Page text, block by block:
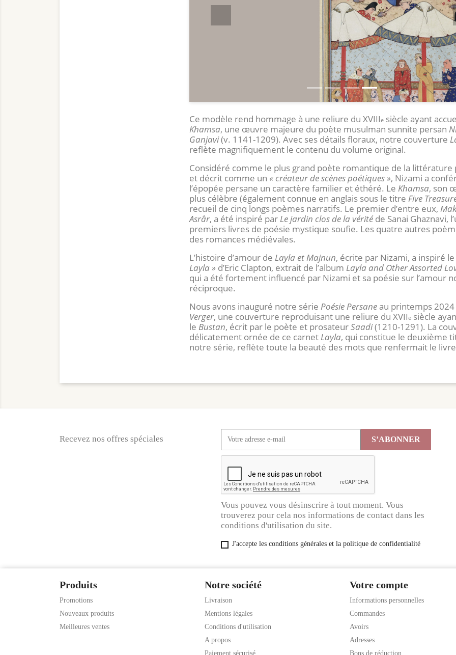
Ce modèle rend hommage à une reliure du XVIIIe siècle ayant
Khamsa, une œuvre majeure du poète musulman sunnite persan
Ganjavi(v. 1141-1209). Avec ses détails floraux, notre couverture
reflète magnifiquement le contenu du volume original.
Considéré comme le plus grand poète romantique de la littérature
et décrit comme un « créateur de scènes poétiques », Nizami a
l’épopée persane un caractère familier et éthéré. Le Khamsa, son
plus célèbre (également connue en anglais sous le titre Five
recueil de cinq longs poèmes narratifs. Le premier d’entre eux,
Asrâr, a été inspiré parLe jardin clos de la vérité de Sanai Ghaznavi,
premiers livres de poésie mystique soufie. Les quatre autres
des romances médiévales.
L’histoire d’amour de Layla et Majnun, écrite par Nizami, a inspiré
Layla » d’Eric Clapton, extrait de l’album Layla and Other Assorted
qui a été fortement influencé par Nizami et sa poésie sur l’amour
réciproque.
Nous avons inauguré notre série Poésie Persaneau printemps
Verger, une couverture reproduisant une reliure du XVIIe siècle
le Bustan, écrit par le poète et prosateurSaadi(1210-1291). La
délicatement ornée de ce carnetLayla, qui constitue le deuxième
notre série, reflète toute la beauté des mots que renfermait le
Recevez nos offres spéciales
Vous pouvez vous désinscrire à tout moment. Vous
trouverez pour cela nos informations de contact dans les
conditions d'utilisation du site.
J'accepte les conditions générales et la politique de confidentialité
Produits
Promotions
Nouveaux produits
Meilleures ventes
Notre société
Livraison
Mentions légales
Conditions d'utilisation
A propos
Paiement sécurisé
Votre compte
Informations personnelles
Commandes
Avoirs
Adresses
Bons de réduction